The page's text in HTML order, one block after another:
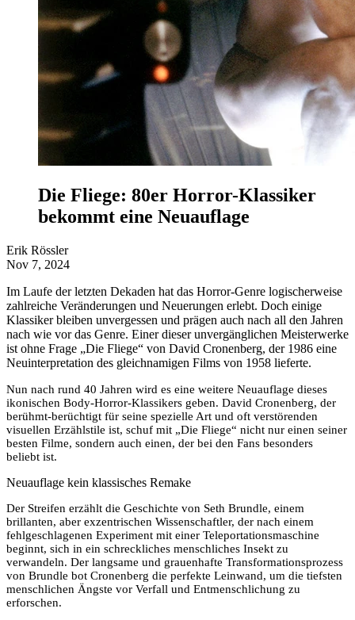
Die Fliege: 80er Horror-Klassiker
bekommt eine Neuauflage
Erik Rössler
Nov 7, 2024
Im Laufe der letzten Dekaden hat das Horror-Genre logischerweise
zahlreiche Veränderungen und Neuerungen erlebt. Doch einige
Klassiker bleiben unvergessen und prägen auch nach all den Jahren
nach wie vor das Genre. Einer dieser unvergänglichen Meisterwerke
ist ohne Frage „Die Fliege“ von David Cronenberg, der 1986 eine
Neuinterpretation des gleichnamigen Films von 1958 lieferte.
Nun nach rund 40 Jahren wird es eine weitere Neuauflage dieses
ikonischen Body-Horror-Klassikers geben. David Cronenberg, der
berühmt-berüchtigt für seine spezielle Art und oft verstörenden
visuellen Erzählstile ist, schuf mit „Die Fliege“ nicht nur einen seiner
besten Filme, sondern auch einen, der bei den Fans besonders
beliebt ist.
Neuauflage kein klassisches Remake
Der Streifen erzählt die Geschichte von Seth Brundle, einem
brillanten, aber exzentrischen Wissenschaftler, der nach einem
fehlgeschlagenen Experiment mit einer Teleportationsmaschine
beginnt, sich in ein schreckliches menschliches Insekt zu
verwandeln. Der langsame und grauenhafte Transformationsprozess
von Brundle bot Cronenberg die perfekte Leinwand, um die tiefsten
menschlichen Ängste vor Verfall und Entmenschlichung zu
erforschen.